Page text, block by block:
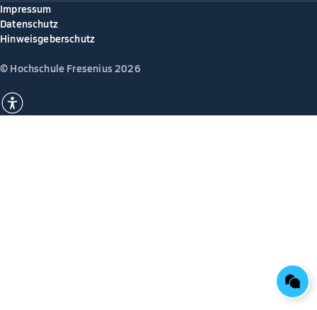
Impressum
Datenschutz
Hinweisgeberschutz
© Hochschule Fresenius 2026